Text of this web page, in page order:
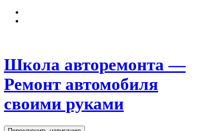
Школа авторемонта —
Ремонт автомобиля
своими руками